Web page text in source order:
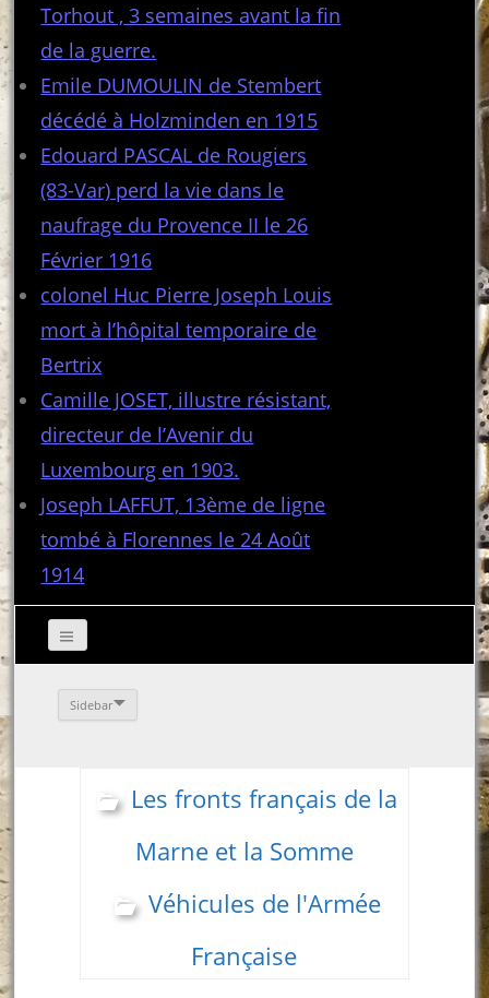
Torhout , 3 semaines avant la fin
de la guerre.
Emile DUMOULIN de Stembert
décédé à Holzminden en 1915
Edouard PASCAL de Rougiers
(83-Var) perd la vie dans le
naufrage du Provence II le 26
Février 1916
colonel Huc Pierre Joseph Louis
mort à l’hôpital temporaire de
Bertrix
Camille JOSET, illustre résistant,
directeur de l’Avenir du
Luxembourg en 1903.
Joseph LAFFUT, 13ème de ligne
tombé à Florennes le 24 Août
1914
Sidebar
Les fronts français de la
Marne et la Somme
Véhicules de l'Armée
Française